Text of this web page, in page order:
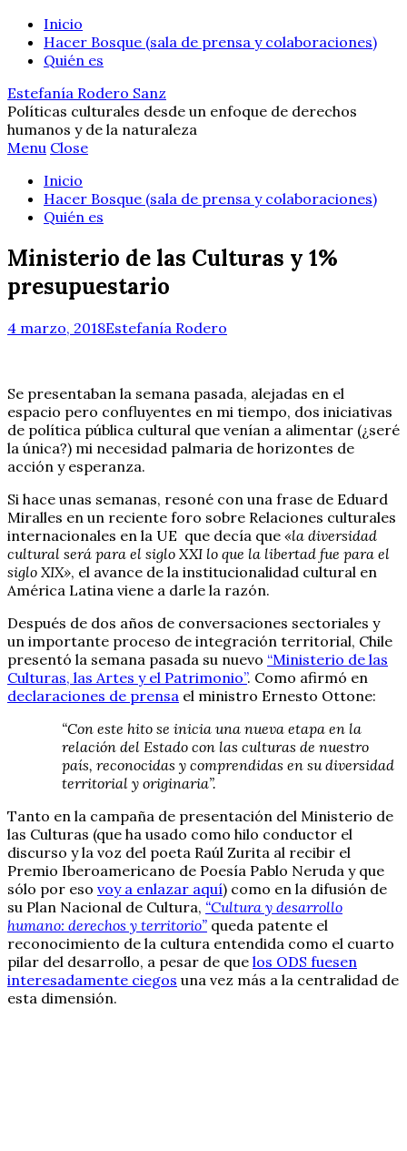
Inicio
Hacer Bosque (sala de prensa y colaboraciones)
Quién es
Estefanía Rodero Sanz
Políticas culturales desde un enfoque de derechos
humanos y de la naturaleza
Menu Close
Inicio
Hacer Bosque (sala de prensa y colaboraciones)
Quién es
Ministerio de las Culturas y 1%
presupuestario
4 marzo, 2018Estefanía Rodero
Se presentaban la semana pasada, alejadas en el
espacio pero confluyentes en mi tiempo, dos iniciativas
de política pública cultural que venían a alimentar (¿seré
la única?) mi necesidad palmaria de horizontes de
acción y esperanza.
Si hace unas semanas, resoné con una frase de Eduard
Miralles en un reciente foro sobre Relaciones culturales
internacionales en la UE que decía que «la diversidad
cultural será para el siglo XXI lo que la libertad fue para el
siglo XIX», el avance de la institucionalidad cultural en
América Latina viene a darle la razón.
Después de dos años de conversaciones sectoriales y
un importante proceso de integración territorial, Chile
presentó la semana pasada su nuevo “Ministerio de las
Culturas, las Artes y el Patrimonio”. Como afirmó en
declaraciones de prensa el ministro Ernesto Ottone:
“Con este hito se inicia una nueva etapa en la
relación del Estado con las culturas de nuestro
país, reconocidas y comprendidas en su diversidad
territorial y originaria”.
Tanto en la campaña de presentación del Ministerio de
las Culturas (que ha usado como hilo conductor el
discurso y la voz del poeta Raúl Zurita al recibir el
Premio Iberoamericano de Poesía Pablo Neruda y que
sólo por eso voy a enlazar aquí) como en la difusión de
su Plan Nacional de Cultura, “Cultura y desarrollo
humano: derechos y territorio” queda patente el
reconocimiento de la cultura entendida como el cuarto
pilar del desarrollo, a pesar de que los ODS fuesen
interesadamente ciegos una vez más a la centralidad de
esta dimensión.